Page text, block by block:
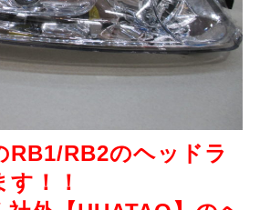
RB1/RB2のヘッドラ
！！